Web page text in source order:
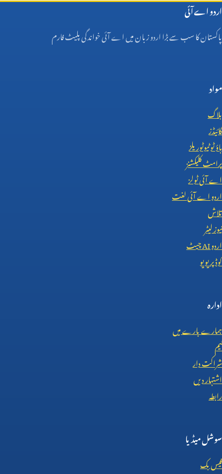
اردو اے آئی
پاکستان کا سب سے بڑا اردو زبان میں اے آئی خواندگی پلیٹ فارم
مواد
بلاگ
گائیڈز
ہاؤ ٹو ٹیوٹوریلز
پرامٹ کلیکشنز
اے آئی ٹولز
اردو اے آئی لغت
تلاش
نیوز لیٹر
اردوAIچیٹ
کوڈ پریویو
ادارہ
ہمارے بارے میں
ٹیم
شراکت دار
اشتہار دیں
رابطہ
سوشل میڈیا
فیس بک